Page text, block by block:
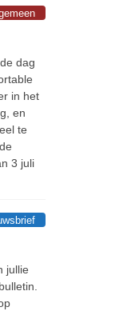
dag
in het
en
te
3 juli
jullie